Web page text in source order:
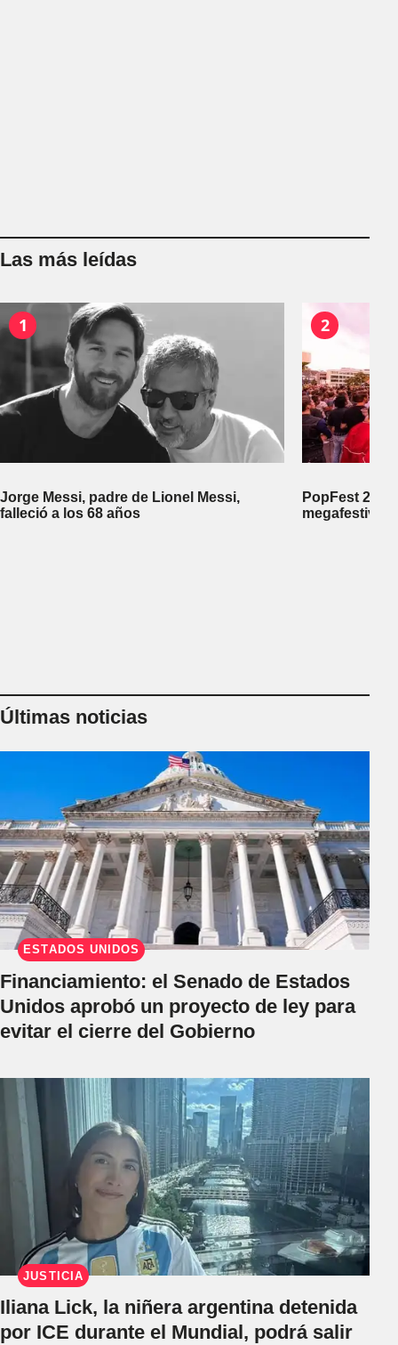
Las más leídas
1
Jorge Messi, padre de Lionel Messi,
falleció a los 68 años
2
PopFest
megafestival
Últimas noticias
ESTADOS UNIDOS
Financiamiento: el Senado de Estados
Unidos aprobó un proyecto de ley para
evitar el cierre del Gobierno
JUSTICIA
Iliana Lick, la niñera argentina detenida
por ICE durante el Mundial, podrá salir